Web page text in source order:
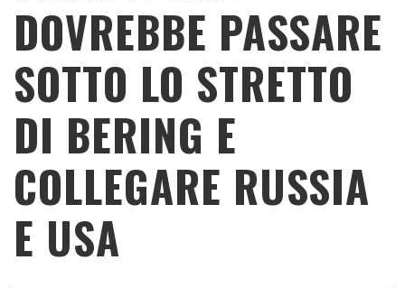
DOVREBBE PASSARE
SOTTO LO STRETTO
DI BERING E
COLLEGARE RUSSIA
E USA